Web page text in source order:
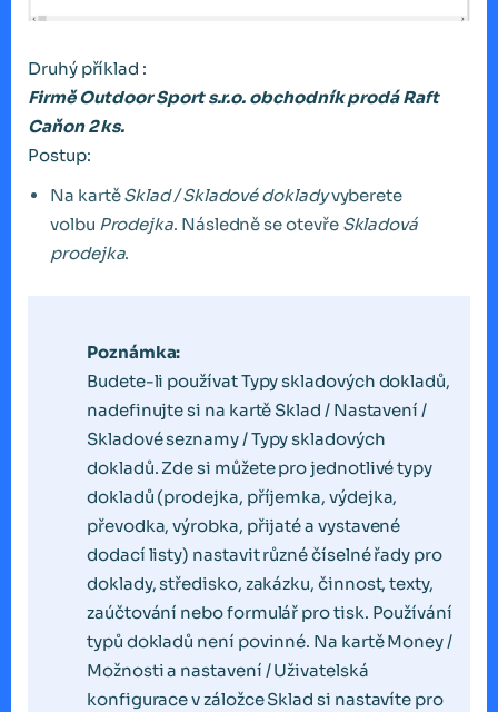
Druhý příklad :
Firmě Outdoor Sport s.r.o. obchodník prodá Raft
Caňon 2 ks.
Postup:
Na kartěSklad / Skladové dokladyvyberete
volbu Prodejka. Následně se otevře Skladová
prodejka.
Poznámka:
Budete-li používat Typy skladových dokladů,
nadefinujte si na kartě Sklad / Nastavení /
Skladové seznamy / Typy skladových
dokladů. Zde si můžete pro jednotlivé typy
dokladů (prodejka, příjemka, výdejka,
převodka, výrobka, přijaté a vystavené
dodací listy) nastavit různé číselné řady pro
doklady, středisko, zakázku, činnost, texty,
zaúčtování nebo formulář pro tisk. Používání
typů dokladů není povinné. Na kartě Money /
Možnosti a nastavení / Uživatelská
konfigurace v záložce Sklad si nastavíte pro